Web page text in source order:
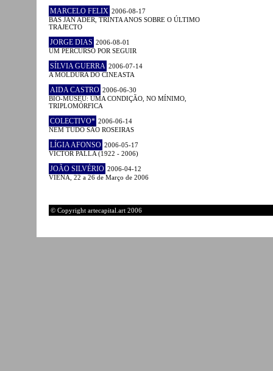
MARCELO FELIX 2006-08-17
BAS JAN ADER, TRINTA ANOS SOBRE O ÚLTIMO
TRAJECTO
JORGE DIAS 2006-08-01
UM PERCURSO POR SEGUIR
SÍLVIA GUERRA 2006-07-14
A MOLDURA DO CINEASTA
AIDA CASTRO 2006-06-30
BIO-MUSEU: UMA CONDIÇÃO, NO MÍNIMO,
TRIPLOMÓRFICA
COLECTIVO* 2006-06-14
NEM TUDO SÃO ROSEIRAS
LÍGIA AFONSO 2006-05-17
VICTOR PALLA (1922 - 2006)
JOÃO SILVÉRIO 2006-04-12
VIENA, 22 a 26 de Março de 2006
© Copyright artecapital.art 2006